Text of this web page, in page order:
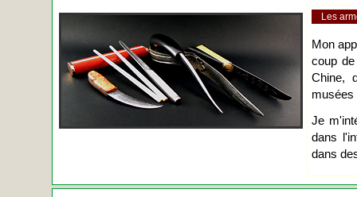
Les
Mon
coup
Chine,
musées
Je
dans
dans